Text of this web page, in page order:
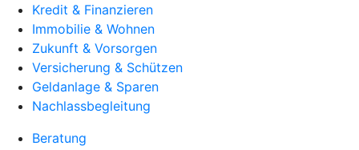
Kredit & Finanzieren
Immobilie & Wohnen
Zukunft & Vorsorgen
Versicherung & Schützen
Geldanlage & Sparen
Nachlassbegleitung
Beratung